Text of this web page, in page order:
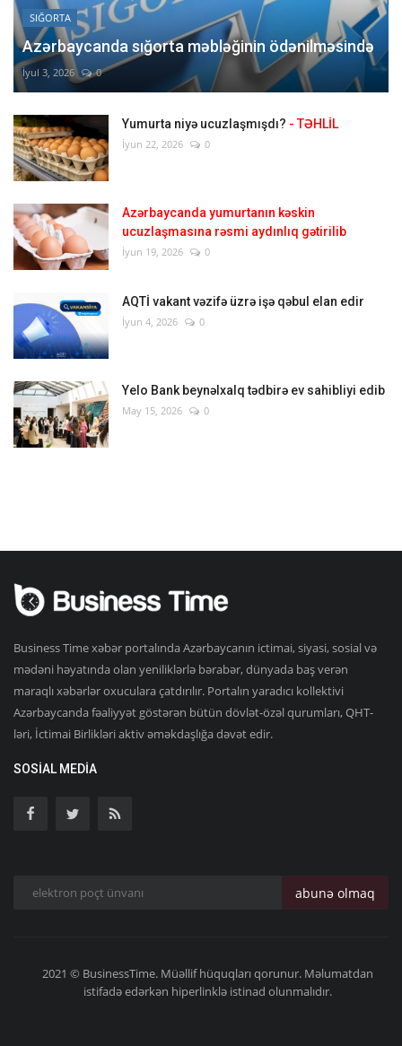
SIĞORTA
Azərbaycanda sığorta məbləğinin ödənilməsində
İyul 3, 2026 0
Yumurta niyə ucuzlaşmışdı? - TƏHLİL
İyun 22, 2026 0
Azərbaycanda yumurtanın kəskin
ucuzlaşmasına rəsmi aydınlıq gətirilib
İyun 19, 2026 0
AQTİ vakant vəzifə üzrə işə qəbul elan edir
İyun 4, 2026 0
Yelo Bank beynəlxalq tədbirə ev sahibliyi edib
May 15, 2026 0
Business Time xəbər portalında Azərbaycanın ictimai, siyasi, sosial və
mədəni həyatında olan yeniliklərlə bərabər, dünyada baş verən
maraqlı xəbərlər oxuculara çatdırılır. Portalın yaradıcı kollektivi
Azərbaycanda fəaliyyət göstərən bütün dövlət-özəl qurumları, QHT-
ləri, İctimai Birlikləri aktiv əməkdaşlığa dəvət edir.
SOSIAL MEDIA
abunə olmaq
2021 © BusinessTime. Müəllif hüquqları qorunur. Məlumatdan
istifadə edərkən hiperlinklə istinad olunmalıdır.